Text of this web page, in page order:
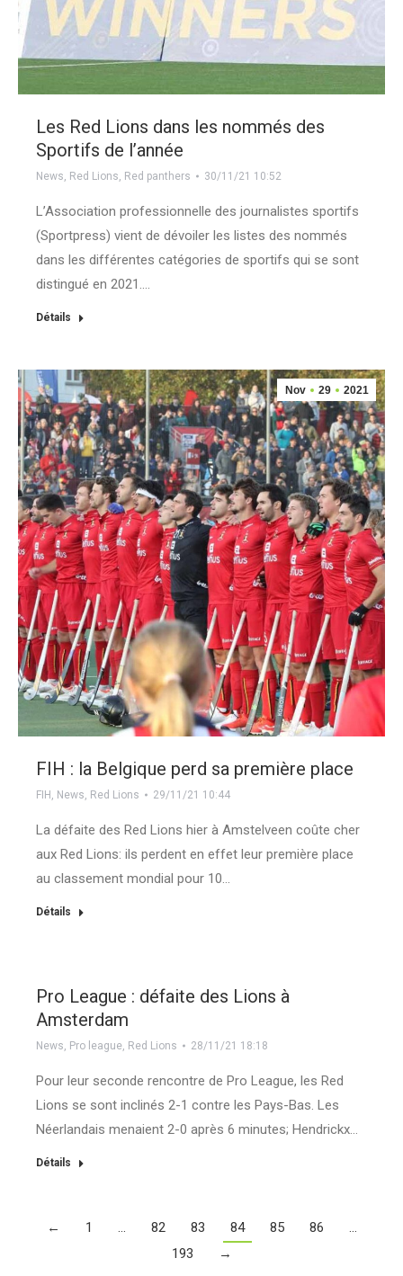
Les Red Lions dans les nommés des
Sportifs de l’année
News, Red Lions, Red panthers 30/11/21 10:52
L’Association professionnelle des journalistes sportifs
(Sportpress) vient de dévoiler les listes des nommés
dans les différentes catégories de sportifs qui se sont
distingué en 2021.…
Détails
Nov 29 2021
FIH : la Belgique perd sa première place
FIH , News, Red Lions 29/11/21 10:44
La défaite des Red Lions hier à Amstelveen coûte cher
aux Red Lions: ils perdent en effet leur première place
au classement mondial pour 10…
Détails
Pro League : défaite des Lions à
Amsterdam
News, Pro league, Red Lions 28/11/21 18:18
Pour leur seconde rencontre de Pro League, les Red
Lions se sont inclinés 2-1 contre les Pays-Bas. Les
Néerlandais menaient 2-0 après 6 minutes; Hendrickx…
Détails
← 1 … 82 83 84 85 86
…
193
→